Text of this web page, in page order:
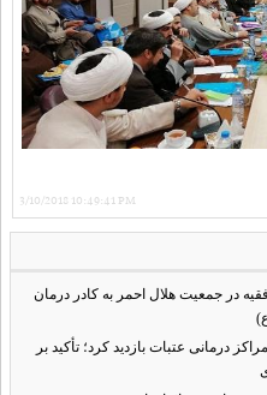
3/10/2018 10:49:41 PM
در جمعیت هلال احمر به کادر درمان
درمانی عتبات بازدید کرد؛ تأکید بر